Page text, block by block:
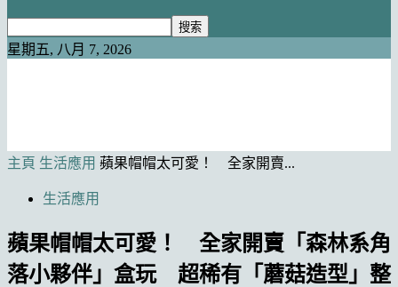
星期五, 八月 7, 2026
主頁 生活應用 蘋果帽帽太可愛！ 全家開賣...
生活應用
蘋果帽帽太可愛！ 全家開賣「森林系角
落小夥伴」盒玩 超稀有「蘑菇造型」整